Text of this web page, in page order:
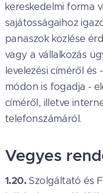
kereskedelmi forma
sajátosságaihoz
panaszok közlése
vagy a vállalkozás
levelezési címéről
módon is fogadja -
címéről, illetve
telefonszámáról.
Vegyes
1.20. Szolgáltató és